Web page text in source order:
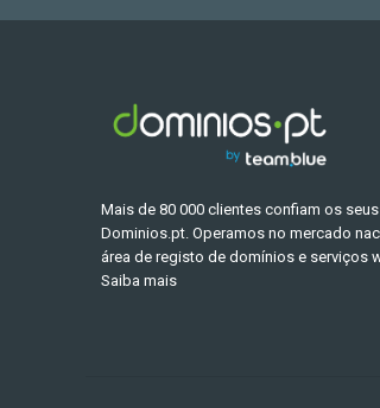
Mais de 80 000 clientes confiam os
Dominios.pt. Operamos no mercado
área de registo de domínios e serviços
Saiba mais